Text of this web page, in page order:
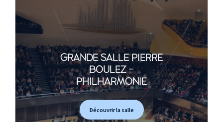
GRANDE SALLE PIERRE
BOULEZ -
PHILHARMONIE
Découvrir la salle